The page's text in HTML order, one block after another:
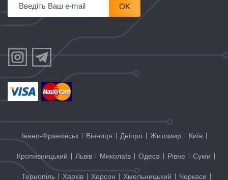
OK
Івано-Франківськ Вінниця Дніпро Житомир Київ
Кропивницький Львів Миколаїв Одеса Рівне Суми
Тернопіль Харків Херсон Хмельницький Черкаси